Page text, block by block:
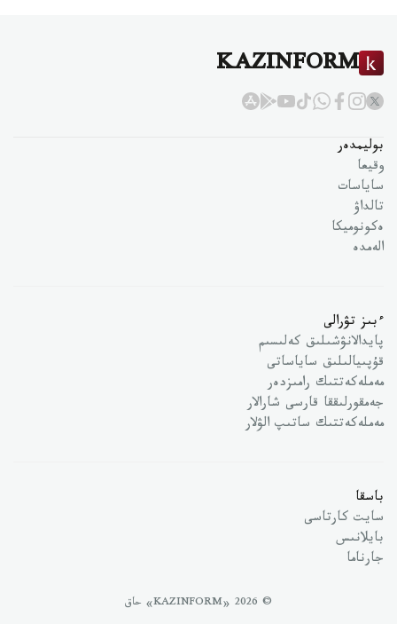
KAZINFORM
بوليمدەر
وقيعا
ساياسات
تالداۋ
ەكونوميكا
الەمدە
ءبىز تۋرالى
پايدالانۋشىلىق كەلىسىم
قۇپىيالىلىق ساياساتى
مەملەكەتتىك رامىزدەر
جەمقورلىققا قارسى شارالار
مەملەكەتتىك ساتىپ الۋلار
باسقا
سايت كارتاسى
بايلانىس
جارناما
© 2026 «KAZINFORM» حاق